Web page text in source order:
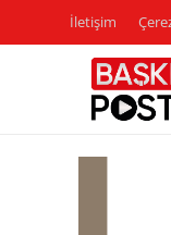
İletişim